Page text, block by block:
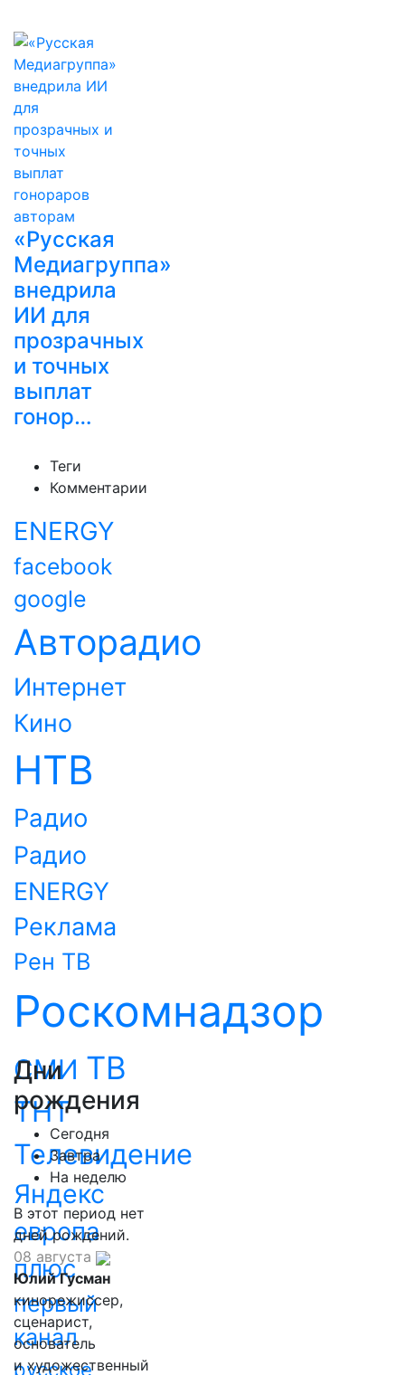
«Русская
Медиагруппа»
внедрила
ИИ для
прозрачных
и точных
выплат
гонор…
Теги
Комментарии
ENERGY
facebook
google
Авторадио
Интернет
Кино
НТВ
Радио
Радио
ENERGY
Реклама
Рен ТВ
Роскомнадзор
СМИ ТВ
ТНТ
Телевидение
Яндекс
европа
плюс
первый
канал
русское
Дни
рождения
Сегодня
Завтра
На неделю
В этот период нет
дней рождений.
08 августа
Юлий Гусман
кинорежиссер,
сценарист,
основатель
и художественный